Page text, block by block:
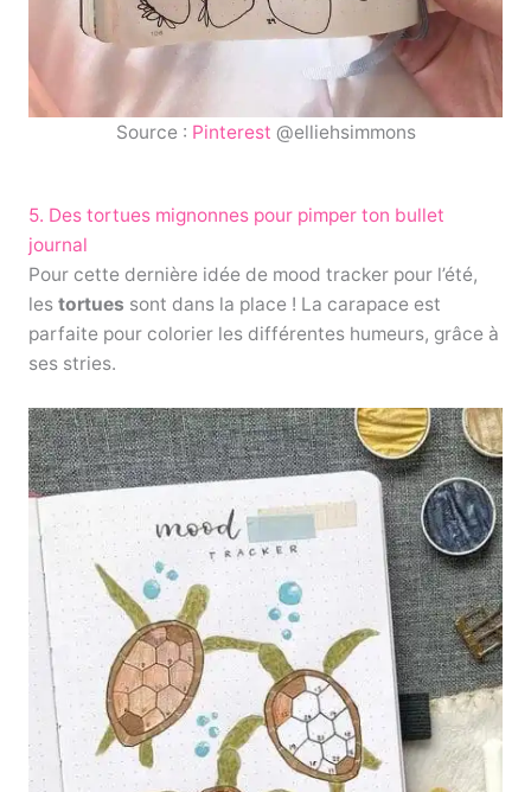
Source : Pinterest @elliehsimmons
5. Des tortues mignonnes pour pimper ton bullet
journal
Pour cette dernière idée de mood tracker pour l’été,
les tortues sont dans la place ! La carapace est
parfaite pour colorier les différentes humeurs, grâce à
ses stries.